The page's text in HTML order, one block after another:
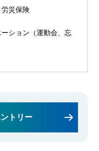
災保険
ション（運動会、忘
トリー